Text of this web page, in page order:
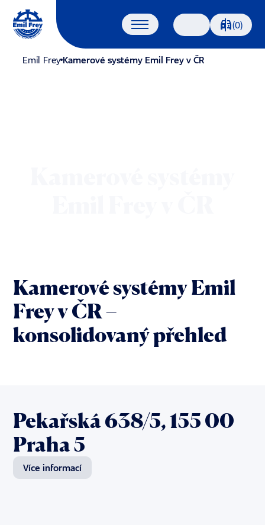
Vyhledávání (0)
Emil Frey Kamerové systémy Emil Frey v ČR
Kamerové systémy Emil
Frey v ČR –
konsolidovaný přehled
Pekařská 638/5, 155 00
Praha 5
Více informací